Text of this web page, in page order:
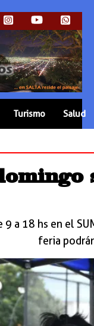
Turismo Salud
9 a 18 hs en el
feria